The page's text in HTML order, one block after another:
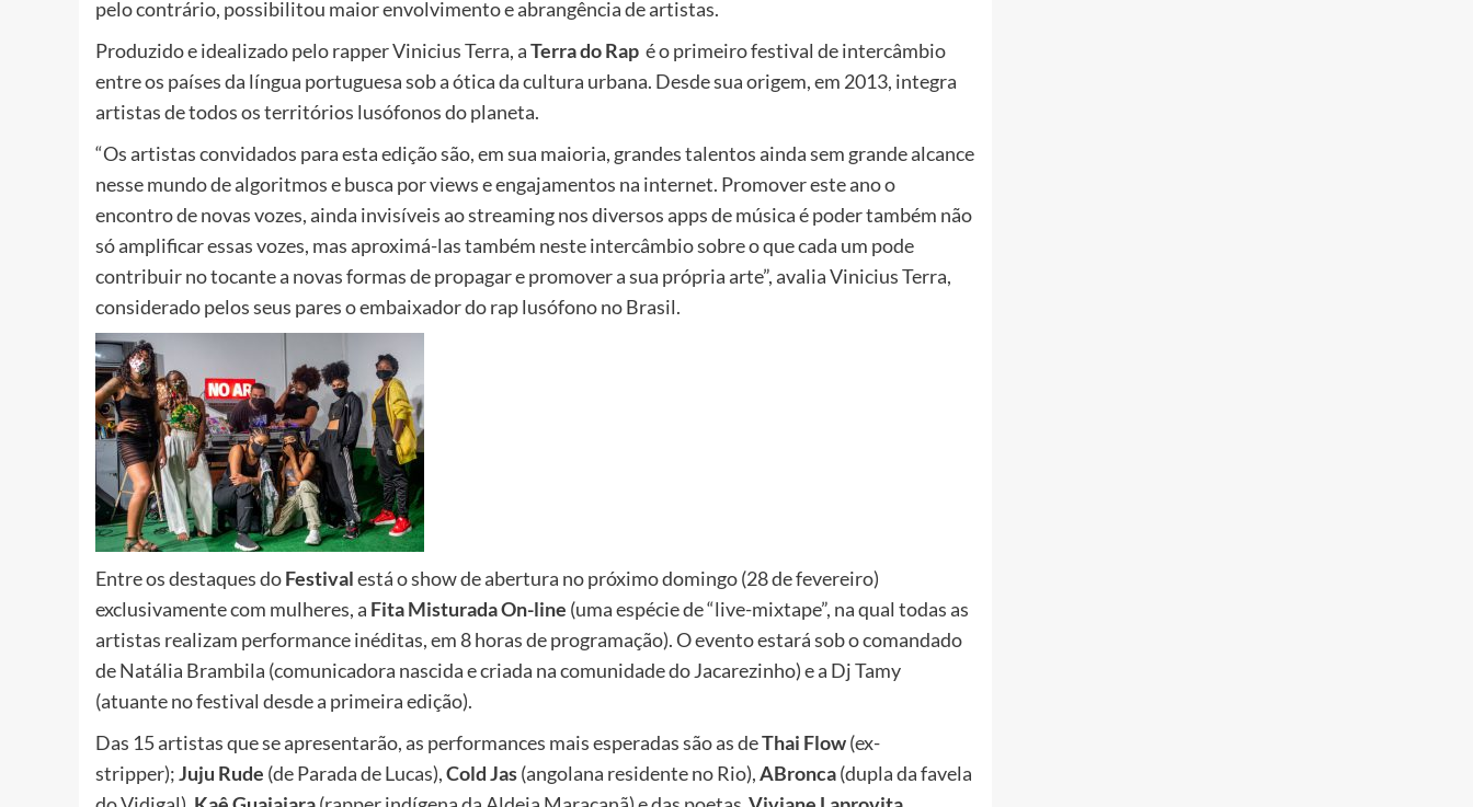
pelo contrário, possibilitou maior envolvimento e abrangência de artistas.
Produzido e idealizado pelo rapper Vinicius Terra, aTerra do Rap é o primeiro festival de intercâmbio
entre os países da língua portuguesa sob a ótica da cultura urbana. Desde sua origem, em 2013, integra
artistas de todos os territórios lusófonos do planeta.
“Os artistas convidados para esta edição são, em sua maioria, grandes talentos ainda sem grande alcance
nesse mundo de algoritmos e busca por views e engajamentos na internet. Promover este ano o
encontro de novas vozes, ainda invisíveis ao streaming nos diversos apps de música é poder também não
só amplificar essas vozes, mas aproximá-las também neste intercâmbio sobre o que cada um pode
contribuir no tocante a novas formas de propagar e promover a sua própria arte”, avalia Vinicius Terra,
considerado pelos seus pares o embaixador do rap lusófono no Brasil.
Entre os destaques doFestivalestá o show de abertura no próximo domingo (28 de fevereiro)
exclusivamente com mulheres, a Fita Misturada On-line (uma espécie de “live-mixtape”, na qual todas as
artistas realizam performance inéditas, em 8 horas de programação). O evento estará sob o comandado
de Natália Brambila (comunicadora nascida e criada na comunidade do Jacarezinho) e a Dj Tamy
(atuante no festival desde a primeira edição).
Das 15 artistas que se apresentarão, as performances mais esperadas são as deThai Flow(ex-
stripper);Juju Rude (de Parada de Lucas),Cold Jas(angolana residente no Rio),ABronca(dupla da favela